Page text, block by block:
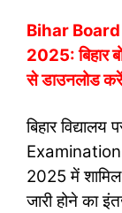
Bihar
2025: बिहार
से डाउनलोड
बिहार
Examination
2025 में शामिल
जारी होने का